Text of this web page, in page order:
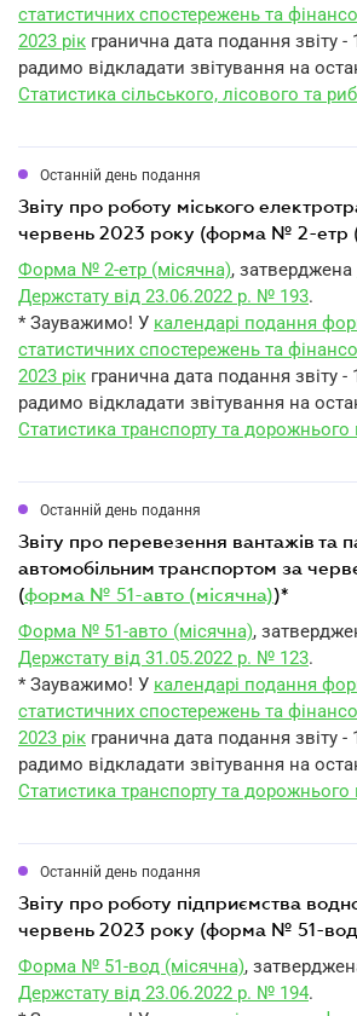
статистичних спостережень та
2023 рік гранична дата подання звіту
радимо відкладати звітування на
Статистика сільського, лісового та
Останній день подання
звіту про роботу міського електротранспорту за
червень 2023 року (форма № 2-етр
Форма № 2-етр (місячна), затверджена
Держстату від 23.06.2022 р. № 193.
* Зауважимо! У календарі подання
статистичних спостережень та
2023 рік гранична дата подання звіту
радимо відкладати звітування на
Статистика транспорту та дорожнього
Останній день подання
звіту про перевезення вантажів та пасажирів
автомобільним транспортом за
(форма № 51-авто (місячна))*
Форма № 51-авто (місячна),
Держстату від 31.05.2022 р. № 123.
* Зауважимо! У календарі подання
статистичних спостережень та
2023 рік гранична дата подання звіту
радимо відкладати звітування на
Статистика транспорту та дорожнього
Останній день подання
звіту про роботу підприємства водного транспорту за
червень 2023 року (форма № 51-вод
Форма № 51-вод (місячна),
Держстату від 23.06.2022 р. № 194.